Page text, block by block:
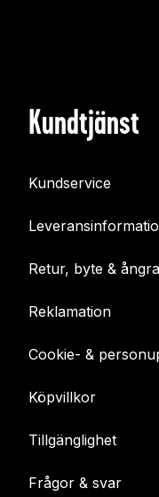
Kundtjänst
Kundservice
Retur, byte &
Reklamation
Cookie- &
Köpvillkor
Tillgänglighet
Frågor & svar